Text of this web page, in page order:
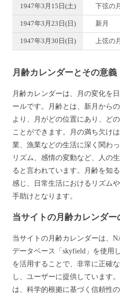
1947年3月15日(土) 下弦の月
1947年3月23日(日) 新月
1947年3月30日(日) 上弦の月
月齢カレンダーとその意義
月齢カレンダーは、月の変化を
ールです。月齢とは、新月から
より、月がどの位置にあり、ど
ことができます。月の満ち欠け
業、漁業などの生活に深く関わ
リズム、感情の変動など、人の
ると言われています。月齢を知
感じ、日常生活におけるリズム
手助けとなります。
当サイトの月齢カレンダー
当サイトの月齢カレンダーは、
データベース「skyfield」を使用
を活用することで、非常に正確
し、ユーザーに提供しています
は、科学的根拠に基づく信頼性